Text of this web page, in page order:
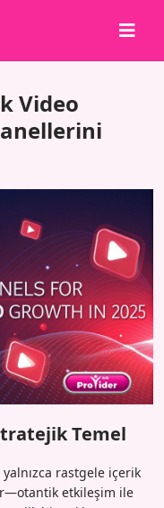
Video
Temel
rastgele içerik
etkileşim ile